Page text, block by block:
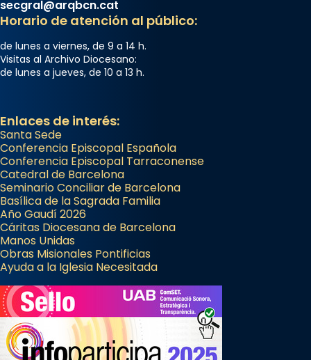
secgral@arqbcn.cat
Horario de atención al público:
de lunes a viernes, de 9 a 14 h.
Visitas al Archivo Diocesano:
de lunes a jueves, de 10 a 13 h.
Enlaces de interés:
Santa Sede
Conferencia Episcopal Española
Conferencia Episcopal Tarraconense
Catedral de Barcelona
Seminario Conciliar de Barcelona
Basílica de la Sagrada Familia
Año Gaudí 2026
Cáritas Diocesana de Barcelona
Manos Unidas
Obras Misionales Pontificias
Ayuda a la Iglesia Necesitada